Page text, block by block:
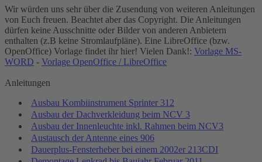
Wir würden uns sehr über die Zusendung von weiteren Anleitungen
von Euch freuen. Beachtet aber das Copyright. Die Anleitungen
dürfen keine Ausschnitte oder Bilder von anderen Anbietern
enthalten (z.B keine Stromlaufpläne). Eine LibreOffice (bzw.
OpenOffice) Vorlage findet ihr hier! Vielen Dank!: Vorlage MS-
WORD - Vorlage OpenOffice / LibreOffice
Anleitungen
Ausbau Kombiinstrument Sprinter 312
Ausbau der Dachverkleidung beim NCV 3
Ausbau der Innenleuchte inkl. Rahmen beim NCV3
Austausch der Antenne eines 906
Dauerplus-Fensterheber bei einem 2002er 213CDI